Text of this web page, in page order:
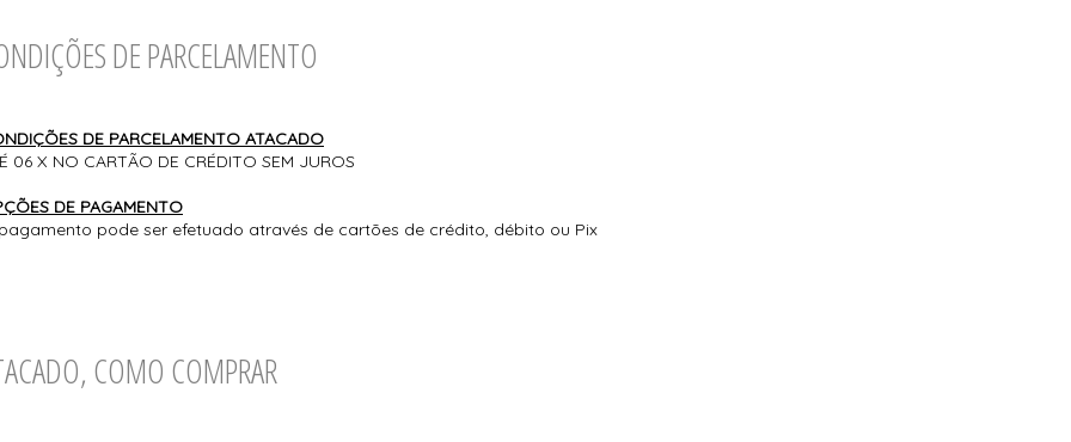
DE PARCELAMENTO
DE PARCELAMENTO ATACADO
06 X NO CARTÃO DE CRÉDITO SEM JUROS
DE PAGAMENTO
pode ser efetuado através de cartões de crédito, débito ou Pix
COMO COMPRAR